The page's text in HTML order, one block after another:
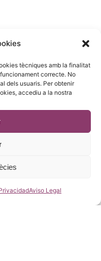
tècniques amb la finalitat
correcte. No
dels usuaris. Per obtenir
accediu a la nostra
Aviso Legal